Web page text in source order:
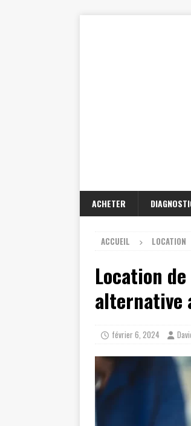
ACHETER
ACCUEIL LOCATION
Location
alternative
février 6, 2024